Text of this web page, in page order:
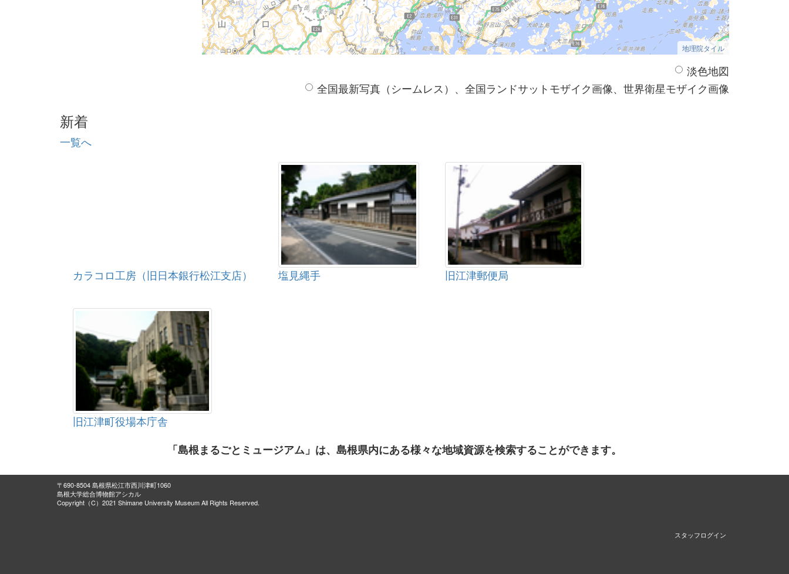
地理院タイル
淡色地図
全国最新写真（シームレス）、全国ランドサットモザイク画像、世界衛星モザイク画像
新着
一覧へ
カラコロ工房（旧日本銀行松江支店） 塩見縄手 旧江津郵便局
旧江津町役場本庁舎
「島根まるごとミュージアム」は、島根県内にある様々な地域資源を検索することができます。
〒690-8504 島根県松江市西川津町1060
島根大学総合博物館アシカル
Copyright（C）2021 Shimane University Museum All Rights Reserved.
スタッフログイン